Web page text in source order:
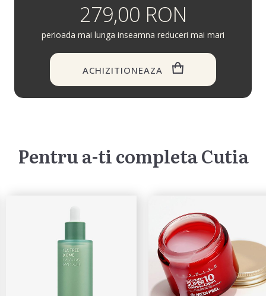
279,00 RON
perioada mai lunga inseamna reduceri mai mari
ACHIZITIONEAZA
Pentru a-ti completa Cutia